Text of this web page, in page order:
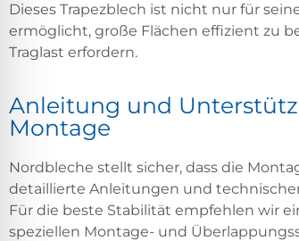
Dieses Trapezblech ist nicht nur für
ermöglicht, große Flächen effizient zu
Traglast erfordern.
Anleitung und
Montage
Nordbleche stellt sicher, dass die
detaillierte Anleitungen und
Für die beste Stabilität empfehlen wir
speziellen Montage- und